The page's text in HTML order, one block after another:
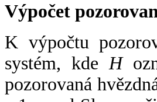
Výpočet
K výpočtu
systém, kde H
pozorovaná